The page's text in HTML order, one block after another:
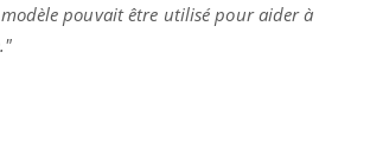
pouvait être utilisé pour aider à